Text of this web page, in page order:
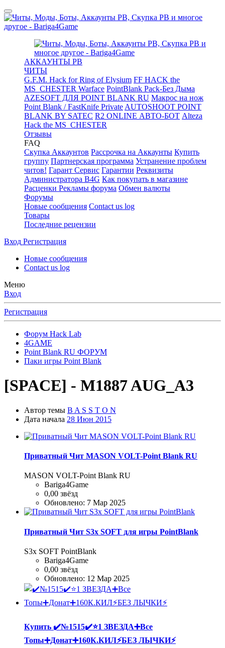
АККАУНТЫ PB
ЧИТЫ
G.F.M. Hack for Ring of Elysium FF HACK the
MS_CHESTER Warface PointBlank Pack-Без Дыма
AZESOFT ДЛЯ POINT BLANK RU Макрос на нож
Point Blank / FastKnife Private AUTOSHOOT POINT
BLANK BY SATEC R2 ONLINE АВТО-БОТ Alteza
Hack the MS_CHESTER
Отзывы
FAQ
Скупка Аккаунтов Рассрочка на Аккаунты Купить
группу Партнерская программа Устранение проблем
читов! Гарант Сервис Гарантии Реквизиты
Администратора B4G Как покупать в магазине
Расценки Рекламы форума Обмен валюты
Форумы
Новые сообщения Contact us log
Товары
Последние рецензии
Вход Регистрация
Новые сообщения
Contact us log
Меню
Вход
Регистрация
Форум Hack Lab
4GAME
Point Blank RU ФОРУМ
Паки игры Point Blank
[SPACE] - M1887 AUG_A3
Автор темы B A S S T O N
Дата начала 28 Июн 2015
Приватный Чит MASON VOLT-Point Blank RU
MASON VOLT-Point Blank RU
Bariga4Game
0,00 звёзд
Обновлено: 7 Мар 2025
Приватный Чит S3x SOFT для игры PointBlank
S3x SOFT PointBlank
Bariga4Game
0,00 звёзд
Обновлено: 12 Мар 2025
Купить ✔️№1515✔️⭐️1 ЗВЕЗДА➕Все
Топы➕Донат➕160К.КИЛ⚡БЕЗ ЛЫЧКИ⚡